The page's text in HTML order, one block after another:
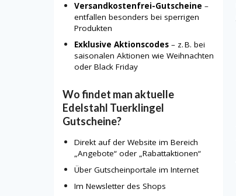
Versandkostenfrei-Gutscheine –
entfallen besonders bei sperrigen
Produkten
Exklusive Aktionscodes – z. B. bei
saisonalen Aktionen wie Weihnachten
oder Black Friday
Wo findet man aktuelle
Edelstahl Tuerklingel
Gutscheine?
Direkt auf der Website im Bereich
„Angebote“ oder „Rabattaktionen“
Über Gutscheinportale im Internet
Im Newsletter des Shops